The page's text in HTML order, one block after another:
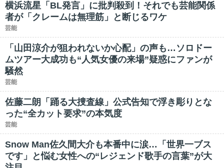
横浜流星「BL発言」に批判殺到！それでも芸能関係
者が「クレームは無理筋」と断じるワケ
芸能
「山田涼介が狙われないか心配」の声も…ソロドー
ムツアー大成功も“人気女優の来場”疑惑にファンが
騒然
芸能
佐藤二朗「踊る大捜査線」公式告知で浮き彫りとな
った“全カット要求”の本気度
芸能
Snow Man佐久間大介も本番中に涙…「世界一ブス
です」と悩む女性への“レジェンド歌手の言葉”が大